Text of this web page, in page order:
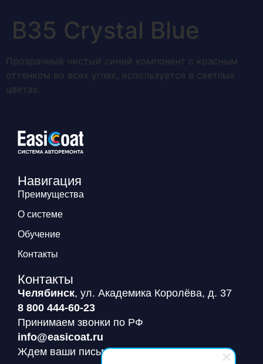
В35 Crystal Blue
Прозрачный чистый синий компонент с красным
оттенком во всех углах, используется в светлых
цветах.
Навигация
Преимущества
О системе
Обучение
Контакты
Контакты
Челябинск, ул. Академика Королёва, д. 37
8 800 444-60-23
Принимаем звонки по РФ
info@easicoat.ru
Ждем ваши письма